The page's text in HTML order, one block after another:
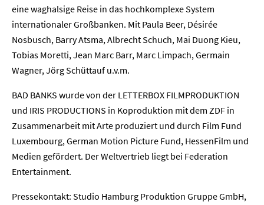
eine waghalsige Reise in das hochkomplexe System
internationaler Großbanken. Mit Paula Beer, Désirée
Nosbusch, Barry Atsma, Albrecht Schuch, Mai Duong Kieu,
Tobias Moretti, Jean Marc Barr, Marc Limpach, Germain
Wagner, Jörg Schüttauf u.v.m.
BAD BANKS wurde von der LETTERBOX FILMPRODUKTION
und IRIS PRODUCTIONS in Koproduktion mit dem ZDF in
Zusammenarbeit mit Arte produziert und durch Film Fund
Luxembourg, German Motion Picture Fund, HessenFilm und
Medien gefördert. Der Weltvertrieb liegt bei Federation
Entertainment.
Pressekontakt: Studio Hamburg Produktion Gruppe GmbH,
Karriere
Kontakt
Newsletter Datenschutz Impressum